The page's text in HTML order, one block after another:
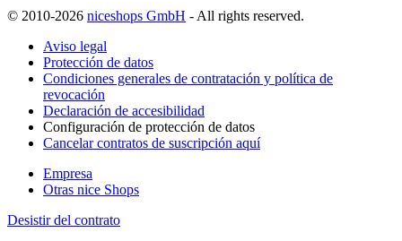
© 2010-2026 niceshops GmbH - All rights reserved.
Aviso legal
Protección de datos
Condiciones generales de contratación y política de
revocación
Declaración de accesibilidad
Configuración de protección de datos
Cancelar contratos de suscripción aquí
Empresa
Otras nice Shops
Desistir del contrato